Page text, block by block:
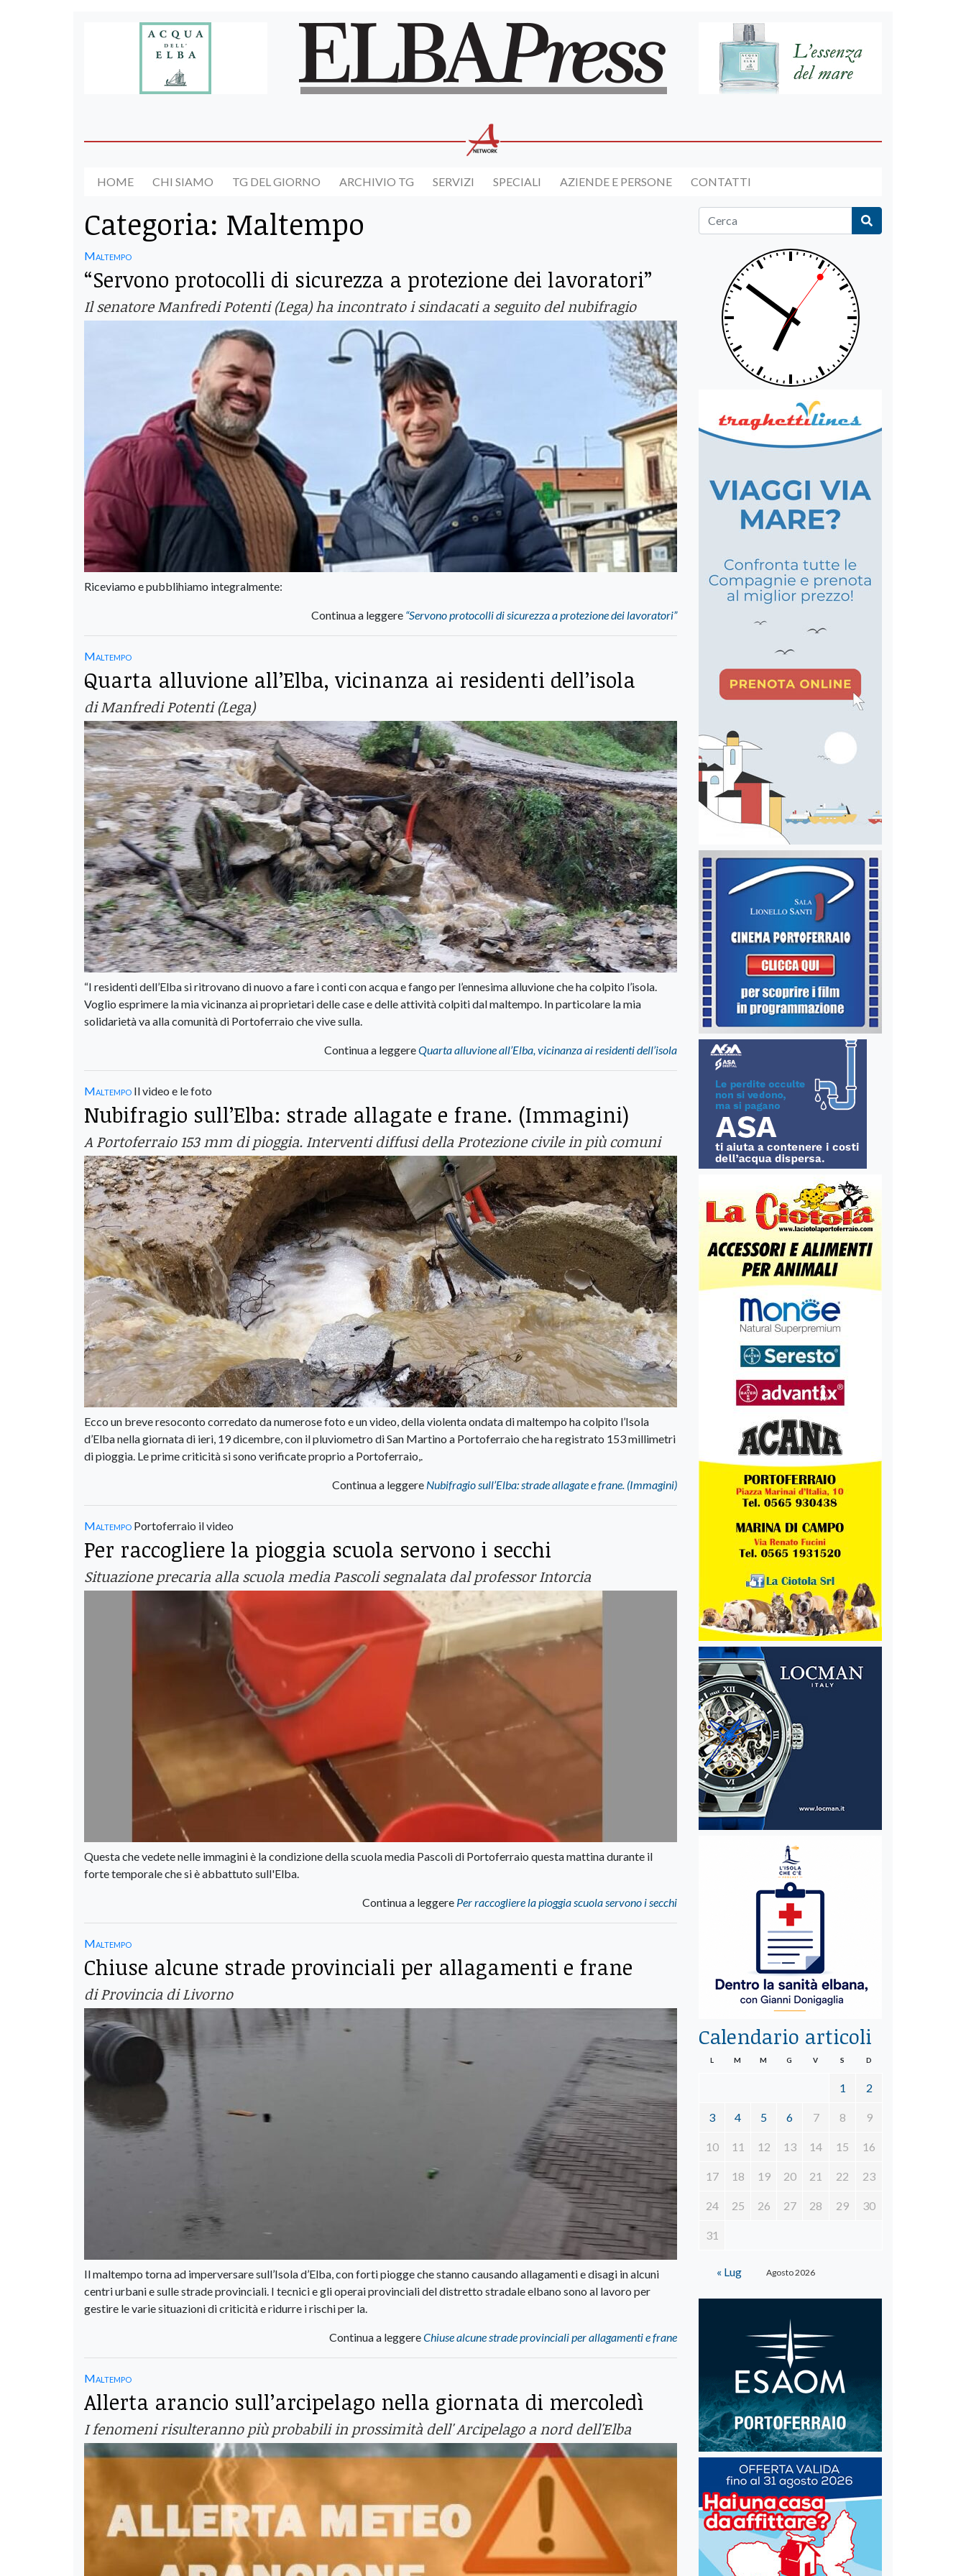
HOME CHI SIAMO TG DEL GIORNO ARCHIVIO TG SERVIZI SPECIALI AZIENDE E PERSONE CONTATTI
Categoria: Maltempo
Maltempo
“Servono protocolli di sicurezza a protezione dei lavoratori”
Il senatore Manfredi Potenti (Lega) ha incontrato i sindacati a seguito del nubifragio
Riceviamo e pubblihiamo integralmente:
Continua a leggere “Servono protocolli di sicurezza a protezione dei lavoratori”
Maltempo
Quarta alluvione all’Elba, vicinanza ai residenti dell’isola
di Manfredi Potenti (Lega)
“I residenti dell’Elba si ritrovano di nuovo a fare i conti con acqua e fango per l’ennesima alluvione che ha colpito l’isola.
Voglio esprimere la mia vicinanza ai proprietari delle case e delle attività colpiti dal maltempo. In particolare la mia
solidarietà va alla comunità di Portoferraio che vive sulla.
Continua a leggereQuarta alluvione all’Elba, vicinanza ai residenti dell’isola
Maltempo Il video e le foto
Nubifragio sull’Elba: strade allagate e frane. (Immagini)
A Portoferraio 153 mm di pioggia. Interventi diffusi della Protezione civile in più comuni
Ecco un breve resoconto corredato da numerose foto e un video, della violenta ondata di maltempo ha colpito l’Isola
d’Elba nella giornata di ieri, 19 dicembre, con il pluviometro di San Martino a Portoferraio che ha registrato 153 millimetri
di pioggia. Le prime criticità si sono verificate proprio a Portoferraio,.
Continua a leggere Nubifragio sull’Elba: strade allagate e frane. (Immagini)
Maltempo Portoferraio il video
Per raccogliere la pioggia scuola servono i secchi
Situazione precaria alla scuola media Pascoli segnalata dal professor Intorcia
Questa che vedete nelle immagini è la condizione della scuola media Pascoli di Portoferraio questa mattina durante il
forte temporale che si è abbattuto sull'Elba.
Continua a leggere Per raccogliere la pioggia scuola servono i secchi
Maltempo
Chiuse alcune strade provinciali per allagamenti e frane
di Provincia di Livorno
Il maltempo torna ad imperversare sull’Isola d’Elba, con forti piogge che stanno causando allagamenti e disagi in alcuni
centri urbani e sulle strade provinciali. I tecnici e gli operai provinciali del distretto stradale elbano sono al lavoro per
gestire le varie situazioni di criticità e ridurre i rischi per la.
Continua a leggereChiuse alcune strade provinciali per allagamenti e frane
Maltempo
Allerta arancio sull’arcipelago nella giornata di mercoledì
I fenomeni risulteranno più probabili in prossimità dell' Arcipelago a nord dell'Elba
Calendario articoli
Agosto 2026
L M M G V S D
1 2
3 4 5 6 7 8 9
10 11 12 13 14 15 16
17 18 19 20 21 22 23
24 25 26 27 28 29 30
31
« Lug